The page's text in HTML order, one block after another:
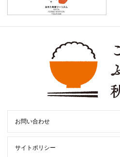
お問い合わせ
サイトポリシー